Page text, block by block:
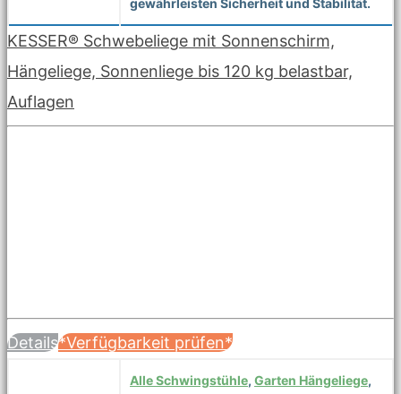
KESSER® Schwebeliege mit Sonnenschirm,
Hängeliege, Sonnenliege bis 120 kg belastbar,
Auflagen
Details*Verfügbarkeit prüfen*
Alle Schwingstühle, Garten Hängeliege,